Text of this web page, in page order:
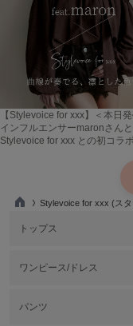
USAGI Item
ウサギアイテム
USAGI Vintage
ウサギヴィンテージ
VEJA
ヴェジャ
【Stylevoice for xxx】＜本日
インフルエンサーmaronさんと
Stylevoice for xxx との初コラボ
Stylevoice for xxx (ス
トップス
ワンピース/ドレス
パンツ